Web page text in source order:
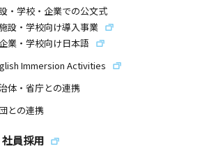
・学校・企業での公文式
設・学校向け導入事業
企業・学校向け日本語
Immersion Activities
体・省庁との連携
との連携
社員採用